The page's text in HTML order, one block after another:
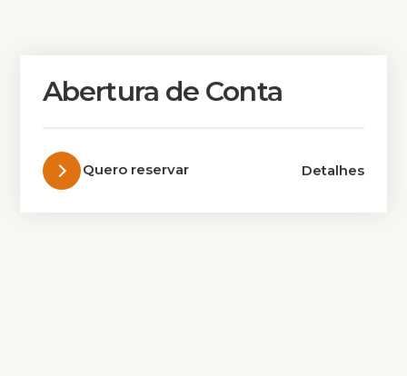
Abertura de Conta
Quero reservar Detalhes